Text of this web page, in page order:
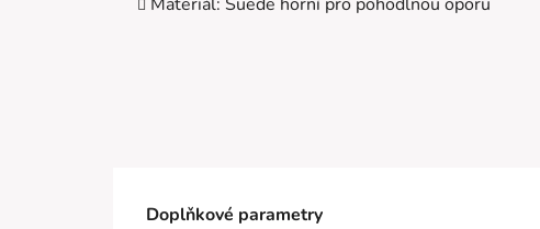
Doplňkové parametry